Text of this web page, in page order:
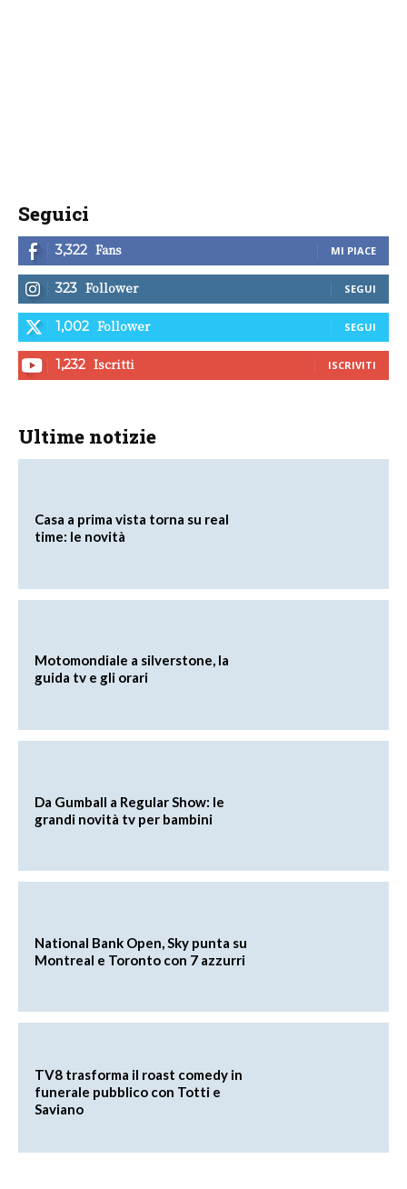
Seguici
3,322 Fans MI PIACE
323 Follower SEGUI
1,002 Follower SEGUI
1,232 Iscritti ISCRIVITI
Ultime notizie
Casa a prima vista torna su real
time: le novità
Motomondiale a silverstone, la
guida tv e gli orari
Da Gumball a Regular Show: le
grandi novità tv per bambini
National Bank Open, Sky punta su
Montreal e Toronto con 7 azzurri
TV8 trasforma il roast comedy in
funerale pubblico con Totti e
Saviano